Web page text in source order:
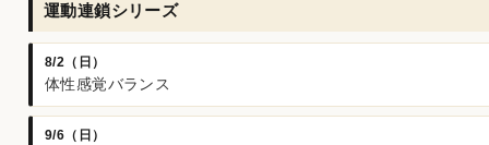
運動連鎖シリーズ
8/2（日）
体性感覚バランス
9/6（日）